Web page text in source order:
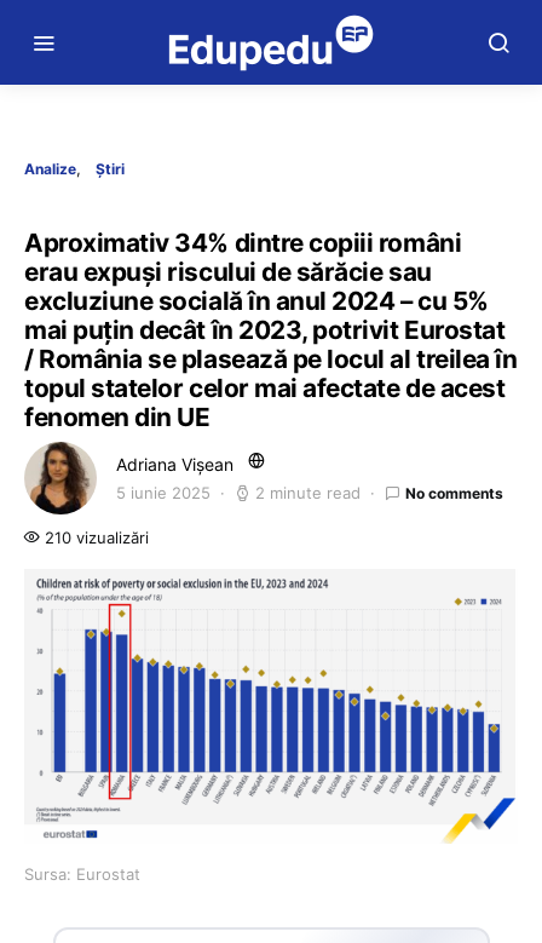
Analize Știri
Aproximativ 34% dintre copiii români
erau expuși riscului de sărăcie sau
excluziune socială în anul 2024 – cu 5%
mai puțin decât în 2023, potrivit Eurostat
/ România se plasează pe locul al treilea în
topul statelor celor mai afectate de acest
fenomen din UE
Adriana Vișean
5 iunie 2025 2 minute read No comments
210 vizualizări
Sursa: Eurostat